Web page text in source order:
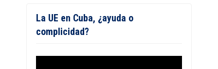
La UE en Cuba, ¿ayuda o
complicidad?